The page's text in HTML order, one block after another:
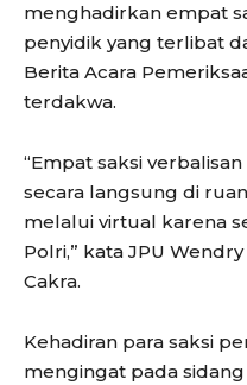
menghadirkan empat
penyidik yang terlibat
Berita Acara
terdakwa.
“Empat saksi
secara langsung di
melalui virtual karena
Polri,” kata JPU
Cakra.
Kehadiran para saksi
mengingat pada sidang